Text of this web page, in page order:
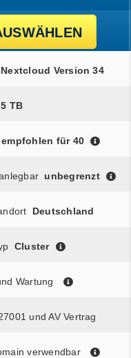
Nextcloud Version 34
5 TB
empfohlen für 40
unbegrenzt
Deutschland
Cluster
Wartung
und AV Vertrag
verwendbar